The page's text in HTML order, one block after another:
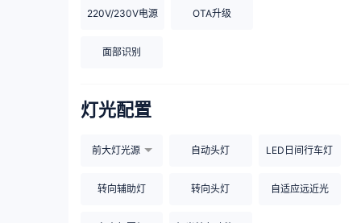
220V/230V电源 OTA升级
面部识别
灯光配置
前大灯光源 自动头灯 LED日间行车灯
转向辅助灯 转向头灯 自适应远近光